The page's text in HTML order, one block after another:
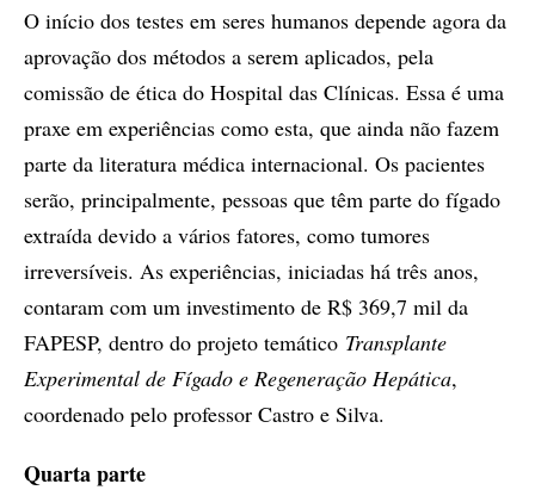
O início dos testes em seres humanos depende agora da
aprovação dos métodos a serem aplicados, pela
comissão de ética do Hospital das Clínicas. Essa é uma
praxe em experiências como esta, que ainda não fazem
parte da literatura médica internacional. Os pacientes
serão, principalmente, pessoas que têm parte do fígado
extraída devido a vários fatores, como tumores
irreversíveis. As experiências, iniciadas há três anos,
contaram com um investimento de R$ 369,7 mil da
FAPESP, dentro do projeto temático Transplante
Experimental de Fígado e Regeneração Hepática,
coordenado pelo professor Castro e Silva.
Quarta parte